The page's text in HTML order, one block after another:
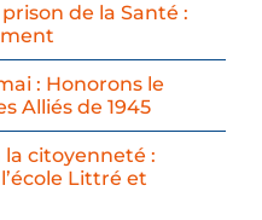
de la Santé :
: Honorons le
Alliés de 1945
la citoyenneté :
Littré et